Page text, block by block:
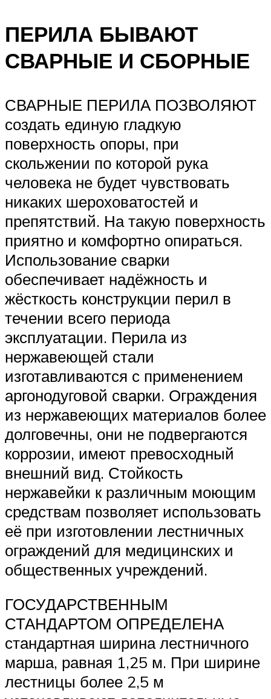
ПЕРИЛА БЫВАЮТ
СВАРНЫЕ И СБОРНЫЕ
СВАРНЫЕ ПЕРИЛА ПОЗВОЛЯЮТ
создать единую гладкую
поверхность опоры, при
скольжении по которой рука
человека не будет чувствовать
никаких шероховатостей и
препятствий. На такую поверхность
приятно и комфортно опираться.
Использование сварки
обеспечивает надёжность и
жёсткость конструкции перил в
течении всего периода
эксплуатации. Перила из
нержавеющей стали
изготавливаются с применением
аргонодуговой сварки. Ограждения
из нержавеющих материалов более
долговечны, они не подвергаются
коррозии, имеют превосходный
внешний вид. Стойкость
нержавейки к различным моющим
средствам позволяет использовать
её при изготовлении лестничных
ограждений для медицинских и
общественных учреждений.
ГОСУДАРСТВЕННЫМ
СТАНДАРТОМ ОПРЕДЕЛЕНА
стандартная ширина лестничного
марша, равная 1,25 м. При ширине
лестницы более 2,5 м